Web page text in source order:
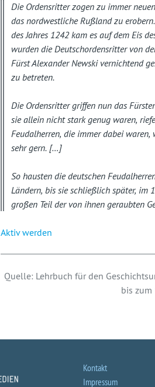
Die Ordensritter zogen zu immer
das nordwestliche Rußland zu
des Jahres 1242 kam es auf dem Eis
wurden die Deutschordensritter von
Fürst Alexander Newski vernichtend
zu betreten.
Die Ordensritter griffen nun das
sie allein nicht stark genug waren,
Feudalherren, die immer dabei
sehr gern. […]
So hausten die deutschen
Ländern, bis sie schließlich später, im
großen Teil der von ihnen geraubten
Aktiv werden
Quelle: Lehrbuch für den
bis zum
Kontakt
Impressum